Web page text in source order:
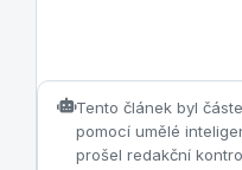
Tento článek byl
pomocí umělé
prošel redakční